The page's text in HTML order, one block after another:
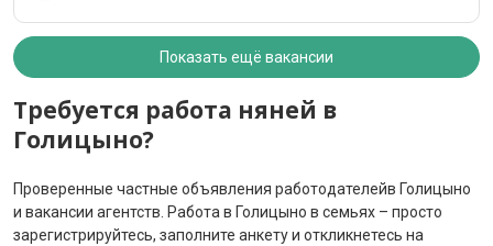
Показать ещё вакансии
Требуется работа няней в
Голицыно?
Проверенные частные объявления работодателейв Голицыно
и вакансии агентств. Работа в Голицыно в семьях – просто
зарегистрируйтесь, заполните анкету и откликнетесь на